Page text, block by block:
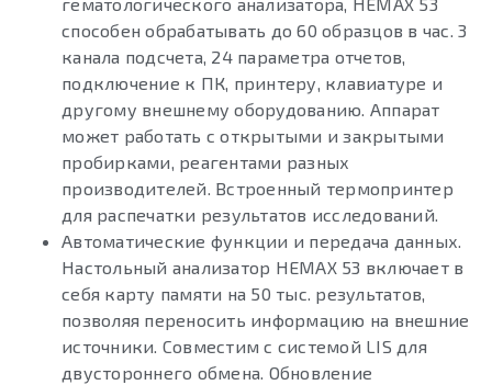
способен обрабатывать до 60 образцов в час. 3
канала подсчета, 24 параметра отчетов,
подключение к ПК, принтеру, клавиатуре и
другому внешнему оборудованию. Аппарат
может работать с открытыми и закрытыми
пробирками, реагентами разных
производителей. Встроенный термопринтер
для распечатки результатов исследований.
Автоматические функции и передача данных.
Настольный анализатор HEMAX 53 включает в
себя карту памяти на 50 тыс. результатов,
позволяя переносить информацию на внешние
источники. Совместим с системой LIS для
двустороннего обмена. Обновление